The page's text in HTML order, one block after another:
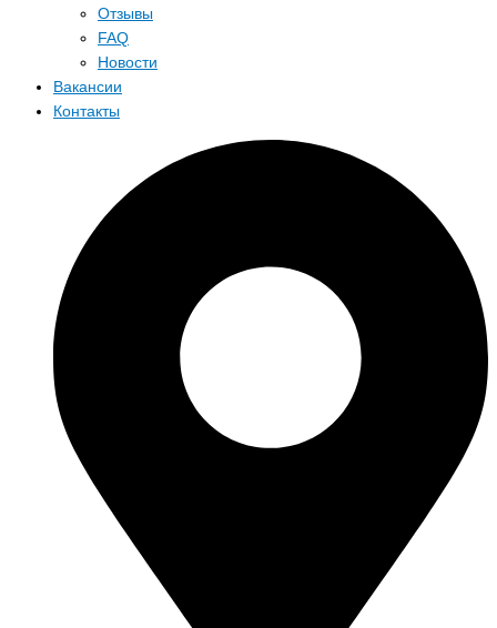
Отзывы
FAQ
Новости
Вакансии
Контакты